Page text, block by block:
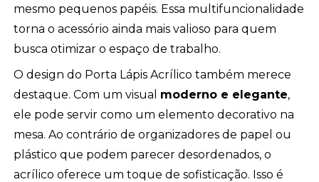
mesmo pequenos papéis. Essa multifuncionalidade
torna o acessório ainda mais valioso para quem
busca otimizar o espaço de trabalho.
O design do Porta Lápis Acrílico também merece
destaque. Com um visual moderno e elegante,
ele pode servir como um elemento decorativo na
mesa. Ao contrário de organizadores de papel ou
plástico que podem parecer desordenados, o
acrílico oferece um toque de sofisticação. Isso é